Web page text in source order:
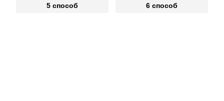
5 способ 6 способ